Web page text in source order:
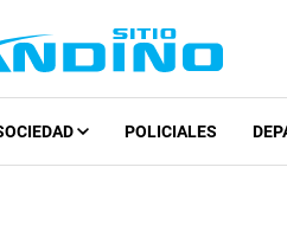
POLICIALES